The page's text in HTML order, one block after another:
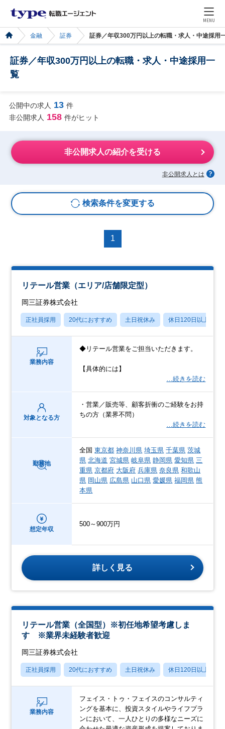
MENU
金融 証券 証券／年収300万円以上の転職・求人・中途採用
証券／年収300万円以上の転職・求人・中途採用一
覧
公開中の求人 13 件
非公開求人 158 件がヒット
非公開求人の紹介を受ける
非公開求人とは
検索条件を変更する
1
リテール営業（エリア/店舗限定型）
岡三証券株式会社
正社員採用 20代におすすめ 土日祝休み 休日120日以上
業務内容
◆リテール営業をご担当いただきます。
【具体的には】
…続きを読む
対象となる方
・営業／販売等、顧客折衝のご経験をお持
ちの方（業界不問）
…続きを読む
勤務地
全国東京都 神奈川県 埼玉県 千葉県 茨城
県 北海道 宮城県 岐阜県 静岡県 愛知県 三
重県 京都府 大阪府 兵庫県 奈良県 和歌山
県 岡山県 広島県 山口県 愛媛県 福岡県 熊
本県
想定年収
500～900万円
詳しく見る
リテール営業（全国型）※初任地希望考慮しま
す ※業界未経験者歓迎
岡三証券株式会社
正社員採用 20代におすすめ 土日祝休み 休日120日以上
業務内容
フェイス・トゥ・フェイスのコンサルティ
ングを基本に、投資スタイルやライフプラ
ンにおいて、一人ひとりの多様なニーズに